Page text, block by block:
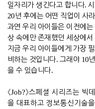
일자리가 생긴다고 합니다.
20 년 후에는 어떤 직업이 사
과연 우리 아이들은 이전에
상 속에만 존재했던 세상에
지금 우리 아이들에게 가장
비하는 것입니다. 그래야 10
을 수 있습니다.
《Job?》스페셜 시리즈는 빅
을 대표하고 정보통신기술